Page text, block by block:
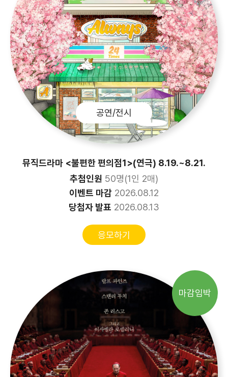
공연/전시
뮤직드라마 <불편한 편의점1>(연극) 8.19.~8.21.
추첨인원 50명(1인 2매)
이벤트 마감 2026.08.12
당첨자 발표 2026.08.13
응모하기
마감임박